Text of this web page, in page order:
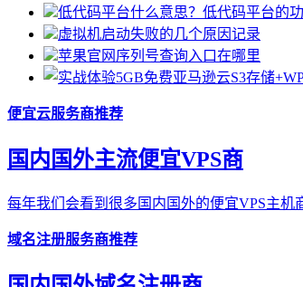
低代码平台什么意思？低代码平台的
虚拟机启动失败的几个原因记录
苹果官网序列号查询入口在哪里
便宜云服务商推荐
国内国外主流便宜VPS商
每年我们会看到很多国内国外的便宜VPS主
域名注册服务商推荐